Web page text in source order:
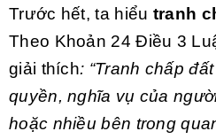
Trước hết, ta hiểu tranh
Theo Khoản 24 Điều 3
giải thích: “Tranh chấp
quyền, nghĩa vụ của
hoặc nhiều bên trong